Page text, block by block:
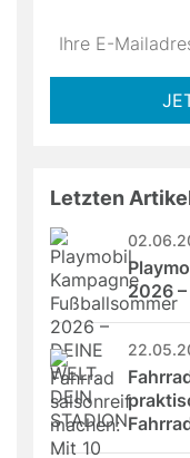
Do
*Ihre
Letzten
2026 –